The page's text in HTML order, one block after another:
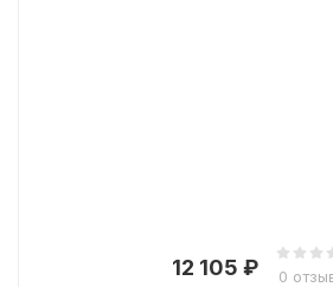
12 105 ₽ 0